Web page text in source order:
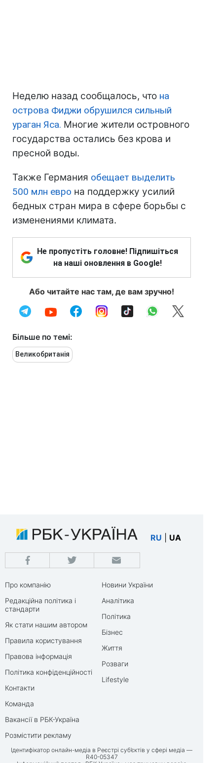
Неделю назад сообщалось, что на
острова Фиджи обрушился сильный
ураган Яса. Многие жители островного
государства остались без крова и
пресной воды.
Также Германия обещает выделить
500 млн евро на поддержку усилий
бедных стран мира в сфере борьбы с
изменениями климата.
Не пропустіть головне! Підпишіться
на наші оновлення в Google!
Або читайте нас там, де вам зручно!
Більше по темі:
Великобританія
RU UA
Про компанію
Редакційна політика і
стандарти
Як стати нашим автором
Правила користування
Правова інформація
Політика конфіденційності
Контакти
Команда
Вакансії в РБК-Україна
Розмістити рекламу
Новини України
Аналітика
Політика
Бізнес
Життя
Розваги
Lifestyle
Ідентифікатор онлайн-медіа в Реєстрі суб’єктів у сфері медіа —
R40-05347